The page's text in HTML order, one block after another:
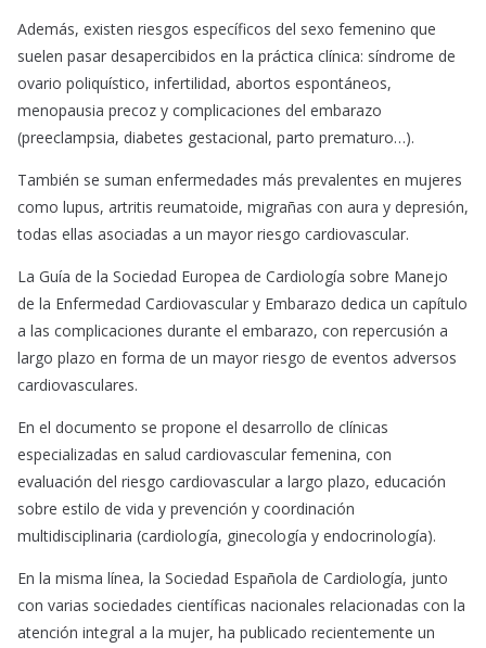
Además, existen riesgos específicos del sexo femenino que
suelen pasar desapercibidos en la práctica clínica: síndrome de
ovario poliquístico, infertilidad, abortos espontáneos,
menopausia precoz y complicaciones del embarazo
(preeclampsia, diabetes gestacional, parto prematuro…).
También se suman enfermedades más prevalentes en mujeres
como lupus, artritis reumatoide, migrañas con aura y depresión,
todas ellas asociadas a un mayor riesgo cardiovascular.
La Guía de la Sociedad Europea de Cardiología sobre Manejo
de la Enfermedad Cardiovascular y Embarazo dedica un capítulo
a las complicaciones durante el embarazo, con repercusión a
largo plazo en forma de un mayor riesgo de eventos adversos
cardiovasculares.
En el documento se propone el desarrollo de clínicas
especializadas en salud cardiovascular femenina, con
evaluación del riesgo cardiovascular a largo plazo, educación
sobre estilo de vida y prevención y coordinación
multidisciplinaria (cardiología, ginecología y endocrinología).
En la misma línea, la Sociedad Española de Cardiología, junto
con varias sociedades científicas nacionales relacionadas con la
atención integral a la mujer, ha publicado recientemente un